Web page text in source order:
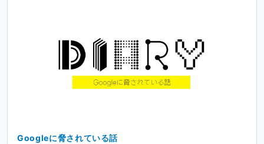
Googleに脅されている話